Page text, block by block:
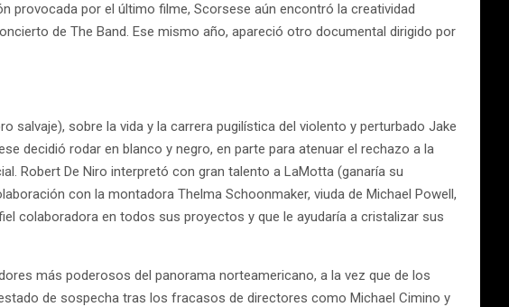
provocada por el último filme, Scorsese aún encontró la creatividad
de The Band. Ese mismo año, apareció otro documental dirigido por
salvaje), sobre la vida y la carrera pugilística del violento y perturbado Jake
decidió rodar en blanco y negro, en parte para atenuar el rechazo a la
Robert De Niro interpretó con gran talento a LaMotta (ganaría su
con la montadora Thelma Schoonmaker, viuda de Michael Powell,
colaboradora en todos sus proyectos y que le ayudaría a cristalizar sus
más poderosos del panorama norteamericano, a la vez que de los
de sospecha tras los fracasos de directores como Michael Cimino y